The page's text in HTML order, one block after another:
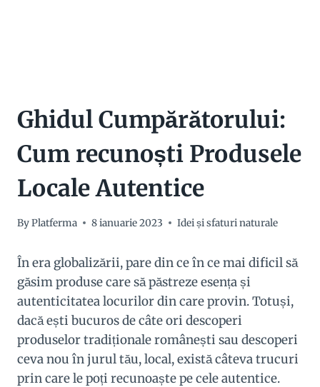
Ghidul Cumpărătorului:
Cum recunoști Produsele
Locale Autentice
ByPlatferma 8 ianuarie 2023 Idei și sfaturi naturale
În era globalizării, pare din ce în ce mai dificil să
găsim produse care să păstreze esența și
autenticitatea locurilor din care provin. Totuși,
dacă ești bucuros de câte ori descoperi
produselor tradiționale românești sau descoperi
ceva nou în jurul tău, local, există câteva trucuri
prin care le poți recunoaște pe cele autentice.